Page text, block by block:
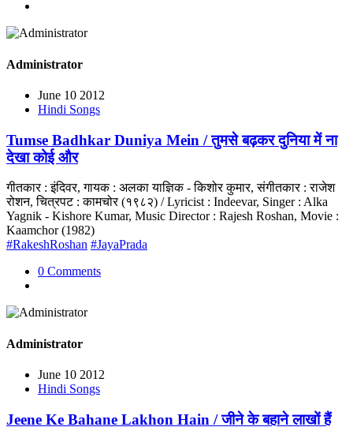
Administrator
June 10 2012
Hindi Songs
Tumse Badhkar Duniya Mein / तुमसे बढ़कर दुनिया में ना
देखा कोई और
गीतकार : इंदिवर, गायक : अलका याज्ञिक - किशोर कुमार, संगीतकार : राजेश
रोशन, चित्रपट : कामचोर (१९८२) / Lyricist : Indeevar, Singer : Alka
Yagnik - Kishore Kumar, Music Director : Rajesh Roshan, Movie :
Kaamchor (1982)
#RakeshRoshan #JayaPrada
0 Comments
Administrator
June 10 2012
Hindi Songs
Jeene Ke Bahane Lakhon Hain / जीने के बहाने लाखों हैं